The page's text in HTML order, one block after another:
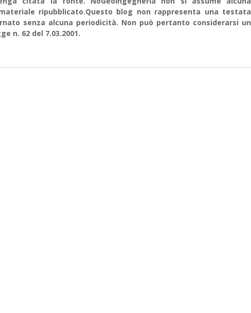
ripubblicato.Questo blog non rappresenta una testata
senza alcuna periodicità. Non può pertanto considerarsi un
n. 62 del 7.03.2001.